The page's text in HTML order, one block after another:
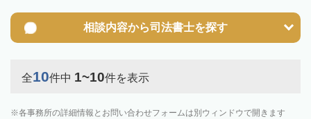
相談内容から司法書士を探す
全10件中 1~10件を表示
各事務所の詳細情報とお問い合わせフォームは別ウィンドウで開きます